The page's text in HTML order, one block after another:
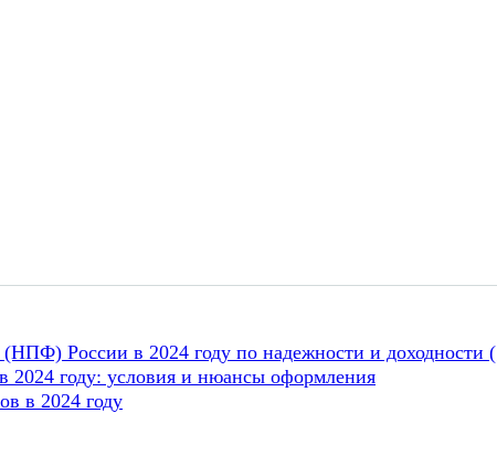
России в 2024 году по надежности и
2024 году: условия и нюансы оформления
в 2024 году